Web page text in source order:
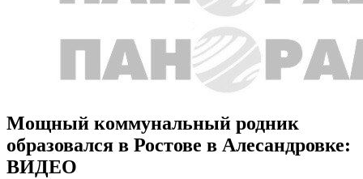
Мощный коммунальный родник
образовался в Ростове в Алесандровке:
ВИДЕО